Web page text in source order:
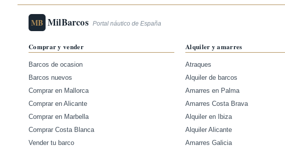
MB MilBarcos Portal náutico de España
Comprar y vender
Barcos de ocasion
Barcos nuevos
Comprar en Mallorca
Comprar en Alicante
Comprar en Marbella
Comprar Costa Blanca
Vender tu barco
Alquiler y amarres
Atraques
Alquiler de barcos
Amarres en Palma
Amarres Costa Brava
Alquiler en Ibiza
Alquiler Alicante
Amarres Galicia